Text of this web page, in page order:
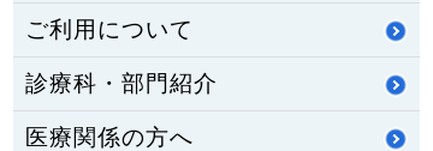
ご利用について
診療科・部門紹介
医療関係の方へ